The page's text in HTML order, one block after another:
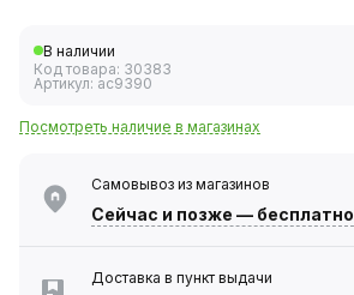
В наличии
Код товара: 30383
Артикул: ac9390
Посмотреть наличие в магазинах
Самовывоз из магазинов
Сейчас и позже — бесплатно
Доставка в пункт выдачи